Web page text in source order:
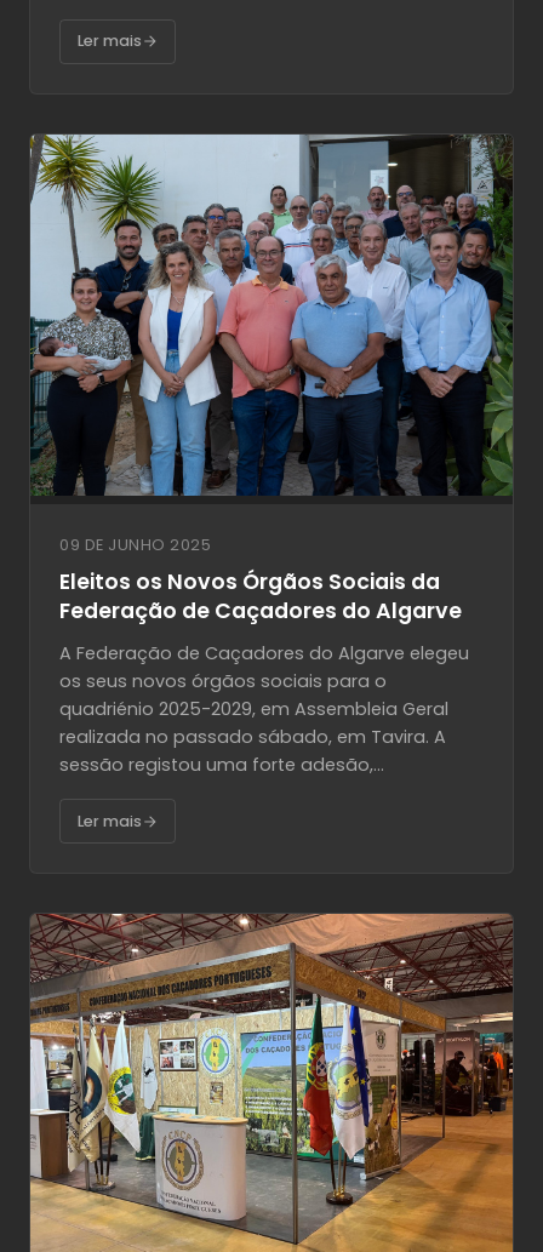
Ler mais
09 DE JUNHO 2025
Eleitos os Novos Órgãos Sociais da
Federação de Caçadores do Algarve
A Federação de Caçadores do Algarve elegeu
os seus novos órgãos sociais para o
quadriénio 2025-2029, em Assembleia Geral
realizada no passado sábado, em Tavira. A
sessão registou uma forte adesão,...
Ler mais